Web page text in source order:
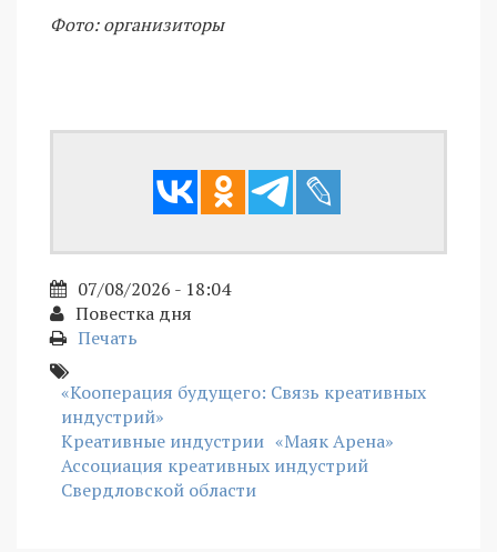
Фото: организиторы
07/08/2026 - 18:04
Повестка дня
Печать
«Кооперация будущего: Связь креативных
индустрий»
Креативные индустрии «Маяк Арена»
Ассоциация креативных индустрий
Свердловской области